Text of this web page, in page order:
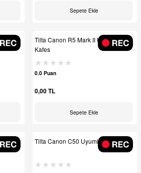
Sepete Ekle
Tilta Canon R5 Mark II Uyumlu
Kafes
0.0 Puan
0,00 TL
Sepete Ekle
Tilta Canon C50 Uyumlu Kafes